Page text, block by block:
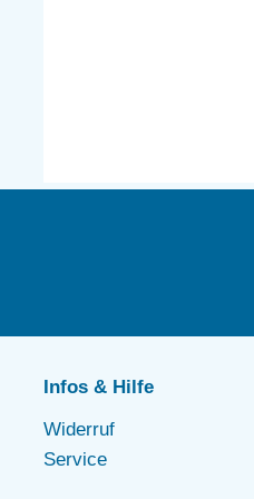
Infos & Hilfe
Widerruf
Service